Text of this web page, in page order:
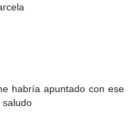
habría apuntado con ese
saludo